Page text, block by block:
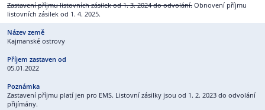
Zastavení příjmu listovních zásilek od 1. 3. 2024 do odvolání. Obnovení příjmu
listovních zásilek od 1. 4. 2025.
Kajmanské ostrovy
05.01.2022
Zastavení příjmu platí jen pro EMS. Listovní zásilky jsou od 1. 2. 2023 do odvolání
přijímány.